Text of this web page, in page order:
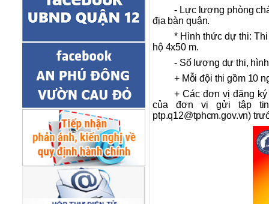
- Lực lượng phòng
địa bàn quận.
* Hình thức dự thi:
hộ 4x50 m.
- Số lượng dự thi,
+ Mỗi đội thi gồm 10
+ Các đơn vị đăng
của đơn vị gửi tập
ptp.q12@tphcm.gov.vn)